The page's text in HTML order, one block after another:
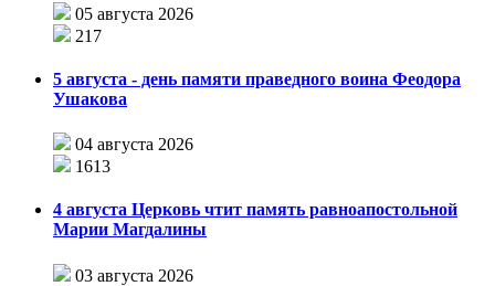
05 августа 2026
217
5 августа - день памяти праведного воина Феодора
Ушакова
04 августа 2026
1613
4 августа Церковь чтит память равноапостольной
Марии Магдалины
03 августа 2026